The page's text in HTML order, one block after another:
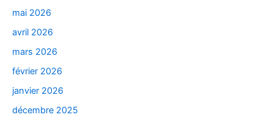
mai 2026
avril 2026
mars 2026
février 2026
janvier 2026
décembre 2025